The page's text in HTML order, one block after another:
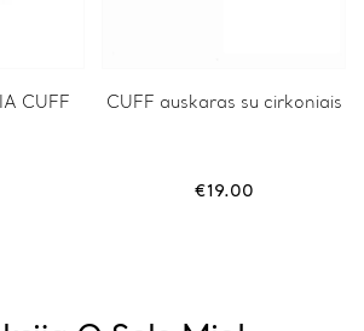
CUFF CUFF auskaras su cirkoniais
€19.00